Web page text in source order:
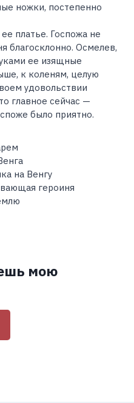
ножки, постепенно
платье. Госпожа не
благосклонно. Осмелев,
ее изящные
к коленям, целую
удовольствии
главное сейчас —
было приятно.
на Венгу
героиня
мою